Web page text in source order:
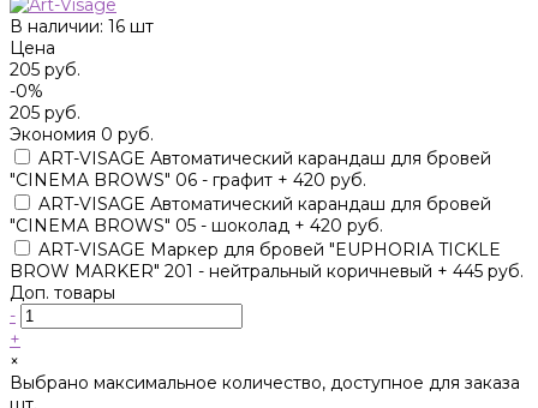
В наличии: 16 шт
Цена
205 руб.
-0%
205 руб.
Экономия 0 руб.
ART-VISAGE Автоматический карандаш для бровей
"CINEMA BROWS" 06 - графит + 420 руб.
ART-VISAGE Автоматический карандаш для бровей
"CINEMA BROWS" 05 - шоколад + 420 руб.
ART-VISAGE Маркер для бровей "EUPHORIA TICKLE
BROW MARKER" 201 - нейтральный коричневый + 445 руб.
Доп. товары
-
+
×
Выбрано максимальное количество, доступное для заказа